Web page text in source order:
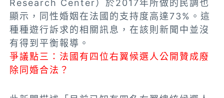
Research Center）於2017年所做的民調也
顯示，同性婚姻在法國的支持度高達73%。這
種種遊行訴求的相關訊息，在該則新聞中並沒
有得到平衡報導。
爭議點三：法國有四位右翼候選人公開贊成廢
除同婚合法？